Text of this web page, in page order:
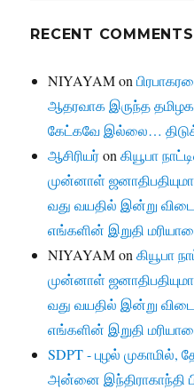
RECENT COMMENTS
NIYAYAMon
ஆதரவாக இருந்த
கேட்கவே இல்லை…
ஆசிரியர்onகியூபா
முன்னாள்
வது வயதில் இன்று
எங்களின் இறுதி
NIYAYAMonகியூபா
முன்னாள்
வது வயதில் இன்று
எங்களின் இறுதி
SDPT - புழல் முகாமில்,
அன்னை இந்திராகாந்தி